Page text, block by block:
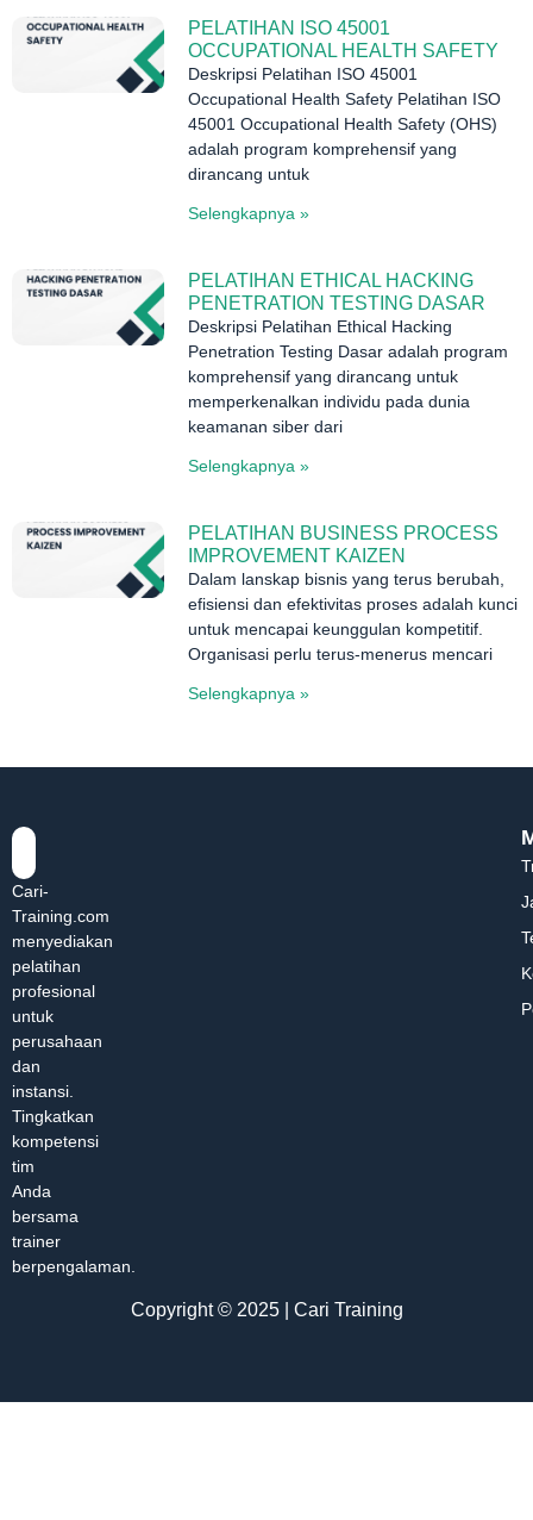
PELATIHAN ISO 45001
OCCUPATIONAL HEALTH SAFETY
Deskripsi Pelatihan ISO 45001
Occupational Health Safety Pelatihan ISO
45001 Occupational Health Safety (OHS)
adalah program komprehensif yang
dirancang untuk
Selengkapnya »
PELATIHAN ETHICAL HACKING
PENETRATION TESTING DASAR
Deskripsi Pelatihan Ethical Hacking
Penetration Testing Dasar adalah program
komprehensif yang dirancang untuk
memperkenalkan individu pada dunia
keamanan siber dari
Selengkapnya »
PELATIHAN BUSINESS PROCESS
IMPROVEMENT KAIZEN
Dalam lanskap bisnis yang terus berubah,
efisiensi dan efektivitas proses adalah kunci
untuk mencapai keunggulan kompetitif.
Organisasi perlu terus-menerus mencari
Selengkapnya »
Cari-
Training.com
menyediakan
pelatihan
profesional
untuk
perusahaan
dan
instansi.
Tingkatkan
kompetensi
tim
Anda
bersama
trainer
berpengalaman.
Copyright © 2025 | Cari Training